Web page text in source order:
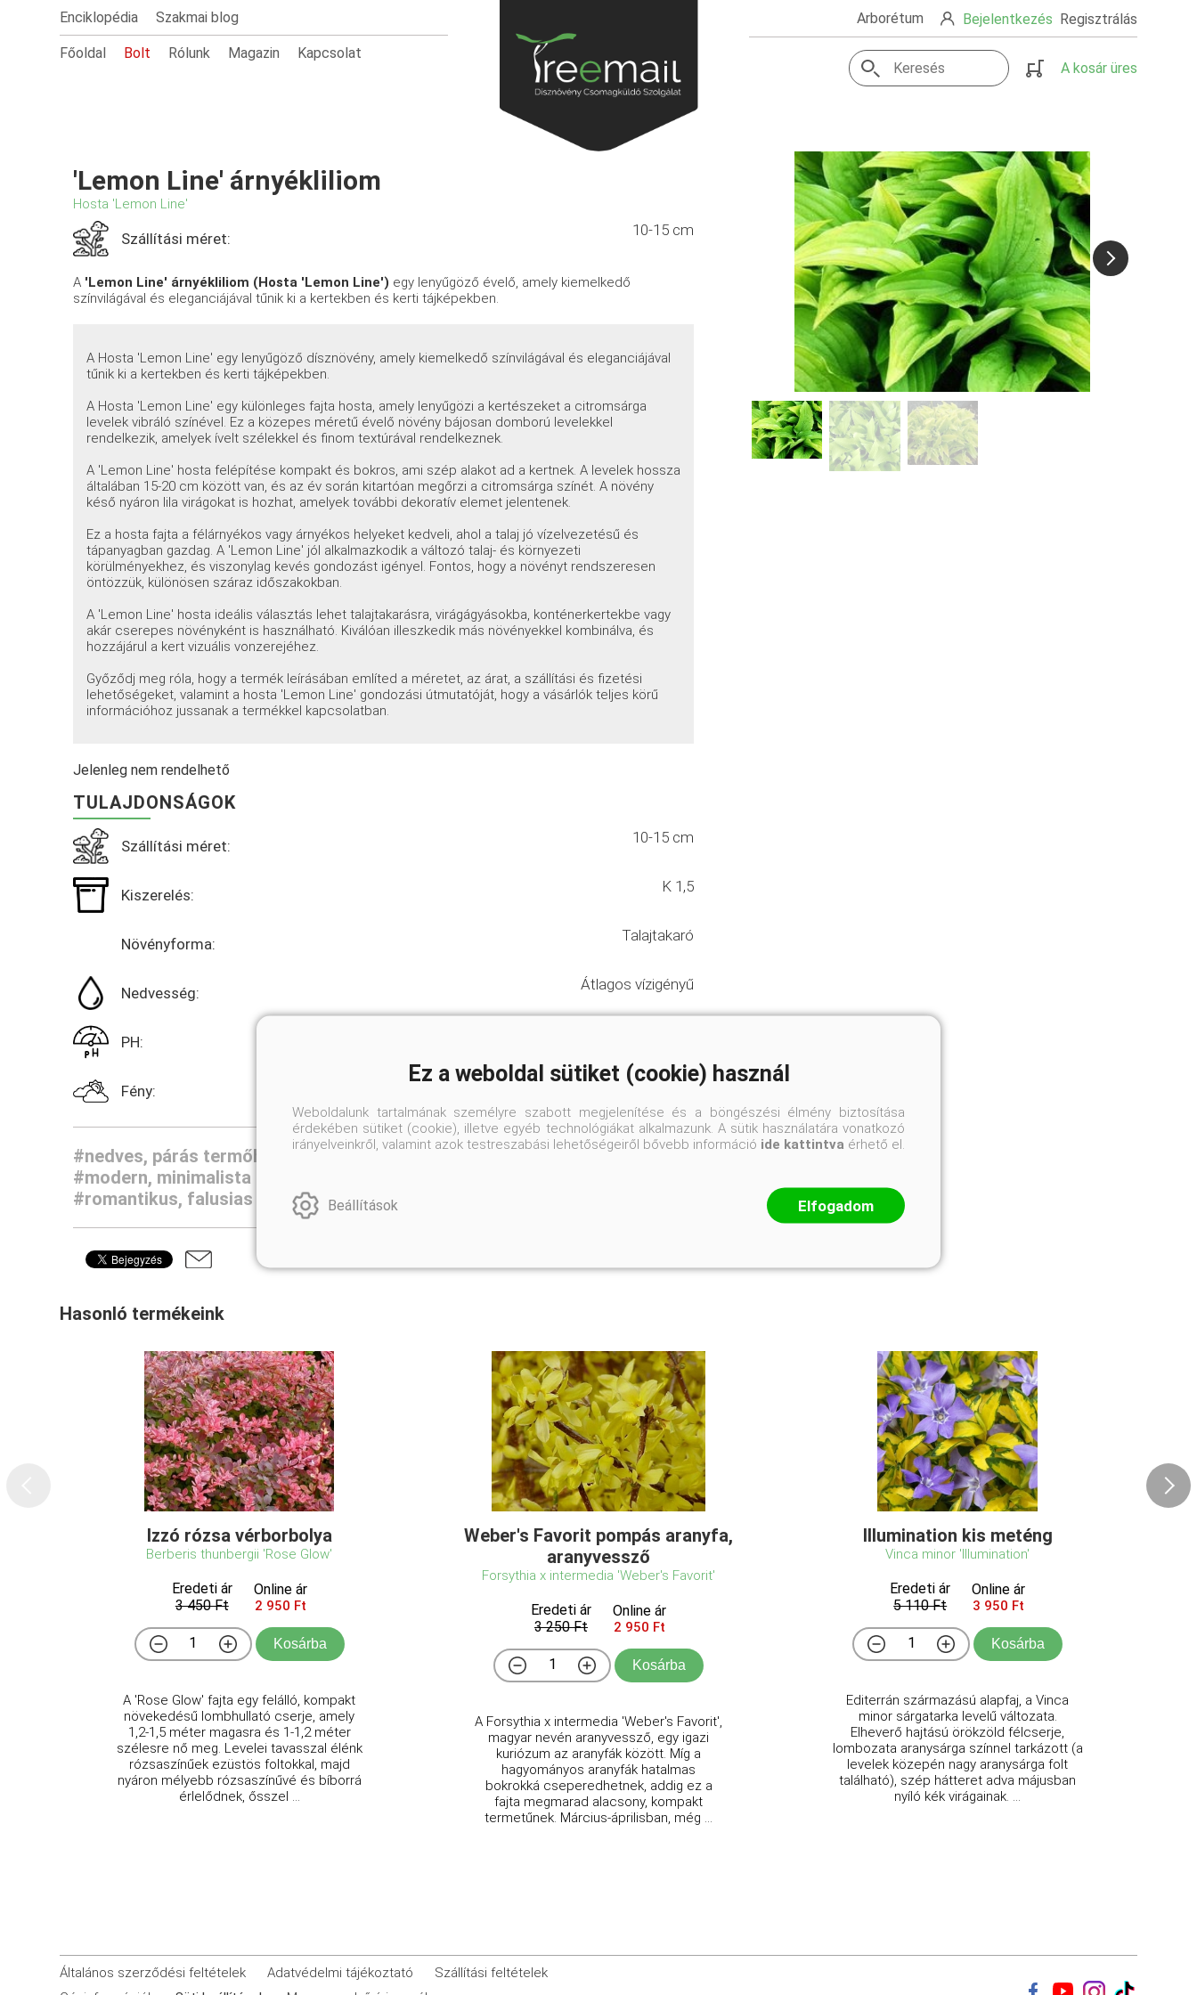
Enciklopédia Szakmai blog
Főoldal Bolt Rólunk Magazin Kapcsolat
Arborétum Bejelentkezés Regisztrálás
A kosár üres
'Lemon Line' árnyékliliom
Hosta 'Lemon Line'
Szállítási méret: 10-15 cm
A 'Lemon Line' árnyékliliom (Hosta 'Lemon Line') egy lenyűgöző évelő, amely kiemelkedő
színvilágával és eleganciájával tűnik ki a kertekben és kerti tájképekben.
A Hosta 'Lemon Line' egy lenyűgöző dísznövény, amely kiemelkedő színvilágával és eleganciájával
tűnik ki a kertekben és kerti tájképekben.
A Hosta 'Lemon Line' egy különleges fajta hosta, amely lenyűgözi a kertészeket a citromsárga
levelek vibráló színével. Ez a közepes méretű évelő növény bájosan domború levelekkel
rendelkezik, amelyek ívelt szélekkel és finom textúrával rendelkeznek.
A 'Lemon Line' hosta felépítése kompakt és bokros, ami szép alakot ad a kertnek. A levelek hossza
általában 15-20 cm között van, és az év során kitartóan megőrzi a citromsárga színét. A növény
késő nyáron lila virágokat is hozhat, amelyek további dekoratív elemet jelentenek.
Ez a hosta fajta a félárnyékos vagy árnyékos helyeket kedveli, ahol a talaj jó vízelvezetésű és
tápanyagban gazdag. A 'Lemon Line' jól alkalmazkodik a változó talaj- és környezeti
körülményekhez, és viszonylag kevés gondozást igényel. Fontos, hogy a növényt rendszeresen
öntözzük, különösen száraz időszakokban.
A 'Lemon Line' hosta ideális választás lehet talajtakarásra, virágágyásokba, konténerkertekbe vagy
akár cserepes növényként is használható. Kiválóan illeszkedik más növényekkel kombinálva, és
hozzájárul a kert vizuális vonzerejéhez.
Győződj meg róla, hogy a termék leírásában említed a méretet, az árat, a szállítási és fizetési
lehetőségeket, valamint a hosta 'Lemon Line' gondozási útmutatóját, hogy a vásárlók teljes körű
információhoz jussanak a termékkel kapcsolatban.
Jelenleg nem rendelhető
TULAJDONSÁGOK
Szállítási méret: 10-15 cm
Kiszerelés: K 1,5
Növényforma: Talajtakaró
Nedvesség: Átlagos vízigényű
PH:
Fény: Félárnyékos-árnyékos helyre
#nedves, párás termőhelyek kertjei #árnyas kertek #városi kiskertek
#modern, minimalista kertek
#romantikus, falusias kertek
#évelők
Hasonló termékeink
Izzó rózsa vérborbolya
Berberis thunbergii 'Rose Glow'
Eredeti ár
3 450 Ft
Online ár
2 950 Ft
Kosárba
A 'Rose Glow' fajta egy felálló, kompakt
növekedésű lombhullató cserje, amely
1,2-1,5 méter magasra és 1-1,2 méter
szélesre nő meg. Levelei tavasszal élénk
rózsaszínűek ezüstös foltokkal, majd
nyáron mélyebb rózsaszínűvé és bíborrá
érlelődnek, ősszel ...
Weber's Favorit pompás aranyfa,
aranyvessző
Forsythia x intermedia 'Weber's Favorit'
Eredeti ár
3 250 Ft
Online ár
2 950 Ft
Kosárba
A Forsythia x intermedia 'Weber's Favorit',
magyar nevén aranyvessző, egy igazi
kuriózum az aranyfák között. Míg a
hagyományos aranyfák hatalmas
bokrokká cseperedhetnek, addig ez a
fajta megmarad alacsony, kompakt
termetűnek. Március-áprilisban, még ...
Illumination kis meténg
Vinca minor 'Illumination'
Eredeti ár
5 110 Ft
Online ár
3 950 Ft
Kosárba
Editerrán származású alapfaj, a Vinca
minor sárgatarka levelű változata.
Elheverő hajtású örökzöld félcserje,
lombozata aranysárga színnel tarkázott (a
levelek közepén nagy aranysárga folt
található), szép hátteret adva májusban
nyíló kék virágainak. ...
Általános szerződési feltételek Adatvédelmi tájékoztató
Szállítási feltételek
Ez a weboldal sütiket (cookie) használ
Weboldalunk tartalmának személyre szabott megjelenítése és a böngészési élmény biztosítása
érdekében sütiket (cookie), illetve egyéb technológiákat alkalmazunk. A sütik használatára vonatkozó
irányelveinkről, valamint azok testreszabási lehetőségeiről bővebb információ ide kattintva érhető el.
Beállítások Elfogadom